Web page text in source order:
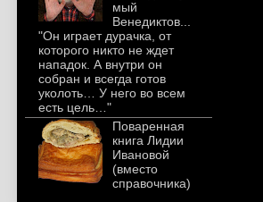
мый
Венедиктов...
"Он играет дурачка, от
которого никто не ждет
нападок. А внутри он
собран и всегда готов
уколоть… У него во всем
есть цель…"
Поваренная
книга Лидии
Ивановой
(вместо
справочника)